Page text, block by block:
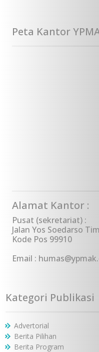
Peta Kantor
Alamat Kantor :
Pusat (sekretariat) :
Jalan Yos Soedarso
Kode Pos 99910
Email :
Kategori Publikasi
Advertorial
Berita Pilihan
Berita Program